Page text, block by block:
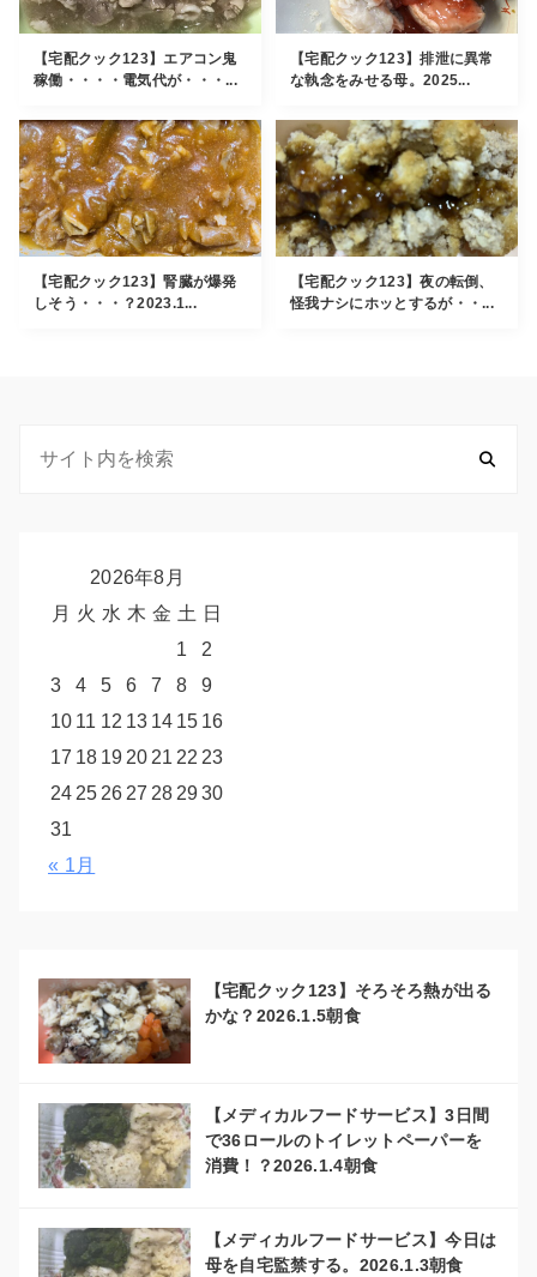
【宅配クック123】エアコン鬼
稼働・・・・電気代が・・・...
【宅配クック123】排泄に異常
な執念をみせる母。2025...
【宅配クック123】腎臓が爆発
しそう・・・？2023.1...
【宅配クック123】夜の転倒、
怪我ナシにホッとするが・・...
2026年8月
月 火 水 木 金 土 日
1
2
3
4 5 6 7 8
9
10 11 12 13 14 15 16
17 18 19 20 21 22 23
24 25 26 27 28 2930
31
« 1月
【宅配クック123】そろそろ熱が出る
かな？2026.1.5朝食
【メディカルフードサービス】3日間
で36ロールのトイレットペーパーを
消費！？2026.1.4朝食
【メディカルフードサービス】今日は
母を自宅監禁する。2026.1.3朝食